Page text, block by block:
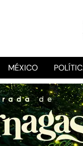
MÉXICO